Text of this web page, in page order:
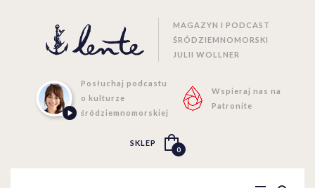
MAGAZYN I PODCAST
ŚRÓDZIEMNOMORSKI
JULII WOLLNER
Posłuchaj podcastu
o kulturze
śródziemnomorskiej
Wspieraj nas na
Patronite
SKLEP
0